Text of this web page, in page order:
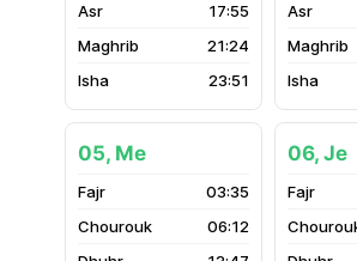
17:55
21:24
23:51
05, Me
03:35
06:12
06, Je